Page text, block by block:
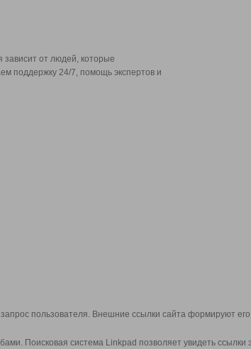
зависит от людей, которые
поддержку 24/7, помощь экспертов и
пользователя. Внешние ссылки сайта формируют его
Поисковая система Linkpad позволяет увидеть ссылки